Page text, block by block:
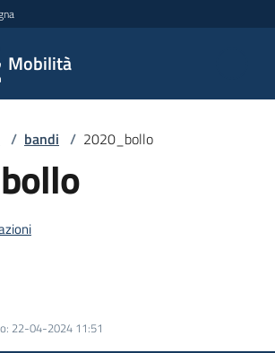
Mobilità
/ bandi / 2020_bollo
: 22-04-2024 11:51